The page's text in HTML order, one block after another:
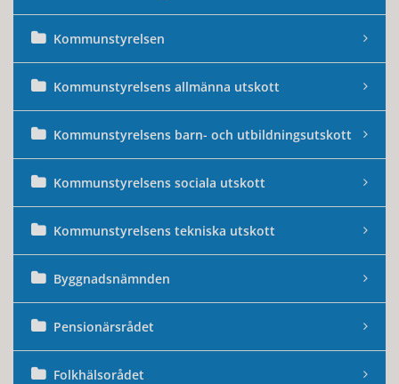
Kommunstyrelsen
Kommunstyrelsens allmänna utskott
Kommunstyrelsens barn- och utbildningsutskott
Kommunstyrelsens sociala utskott
Kommunstyrelsens tekniska utskott
Byggnadsnämnden
Pensionärsrådet
Folkhälsorådet